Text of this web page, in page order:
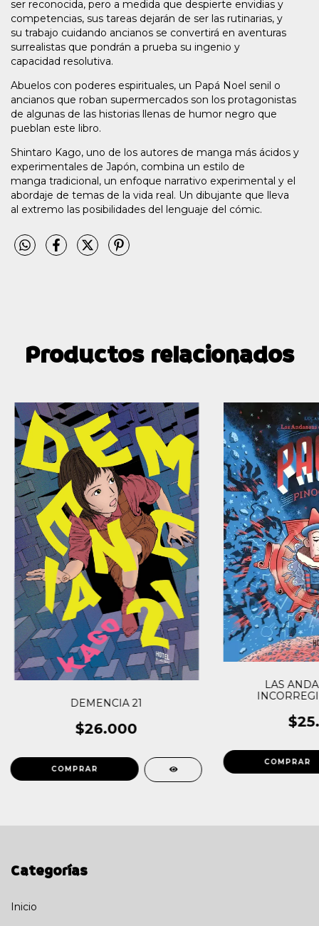
ser reconocida, pero a medida que despierte envidias y
competencias, sus tareas dejarán de ser las rutinarias, y
su trabajo cuidando ancianos se convertirá en aventuras
surrealistas que pondrán a prueba su ingenio y
capacidad resolutiva.
Abuelos con poderes espirituales, un Papá Noel senil o
ancianos que roban supermercados son los protagonistas
de algunas de las historias llenas de humor negro que
pueblan este libro.
Shintaro Kago, uno de los autores de manga más ácidos y
experimentales de Japón, combina un estilo de
manga tradicional, un enfoque narrativo experimental y el
abordaje de temas de la vida real. Un dibujante que lleva
al extremo las posibilidades del lenguaje del cómic.
Productos relacionados
DEMENCIA 21
$26.000
LAS
Categorías
Inicio